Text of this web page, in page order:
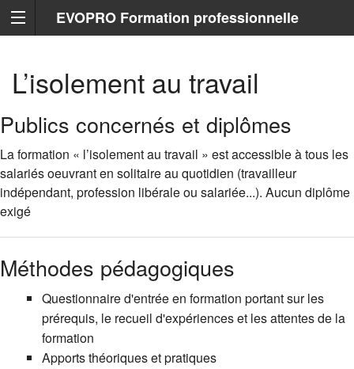
EVOPRO Formation professionnelle
L’isolement au travail
Publics concernés et diplômes
La formation « l’isolement au travail » est accessible à tous les
salariés oeuvrant en solitaire au quotidien (travailleur
indépendant, profession libérale ou salariée...). Aucun diplôme
exigé
Méthodes pédagogiques
Questionnaire d'entrée en formation portant sur les
prérequis, le recueil d'expériences et les attentes de la
formation
Apports théoriques et pratiques